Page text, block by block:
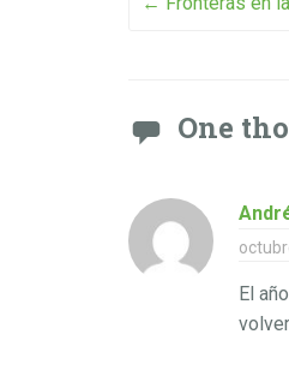
One
El